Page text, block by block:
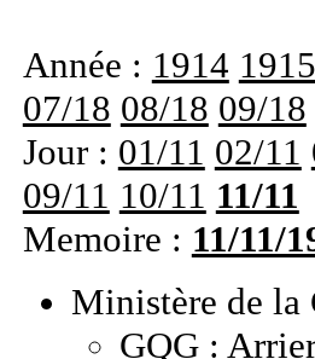
Année : 1914 1915
07/18 08/18 09/18
Jour : 01/11 02/11
09/11 10/11 11/11
Memoire : 11/11/
Ministère de la
GQG :